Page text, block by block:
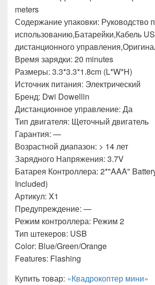
meters
Содержание упаковки: Руководство
использованию,Батарейки,Кабель
дистанционного
Время зарядки: 20 minutes
Размеры: 3.3*3.3*1.8cm (L*W*H)
Источник питания: Электрический
Бренд: Dwi Dowellin
Дистанционное управление: Да
Тип двигателя: Щеточный двигатель
Гарантия: —
Возрастной диапазон: > 14 лет
Зарядного Напряжения: 3.7V
Батарея Контроллера: 2*"AAA"
Included)
Артикул: X1
Предупреждение: —
Режим контроллера: Режим 2
Тип штекеров: USB
Color: Blue/Green/Orange
Features: Flashing
Купить товар: «Квадрокоптер мини»